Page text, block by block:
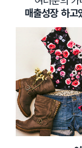
매출성장 하고